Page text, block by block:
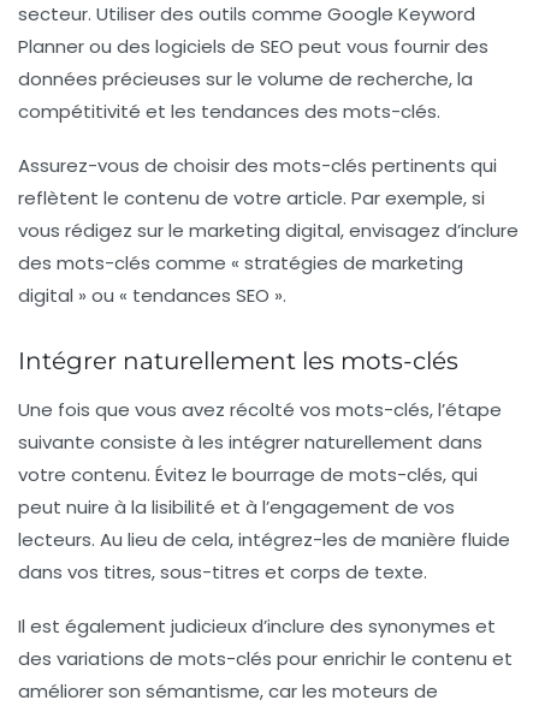
secteur. Utiliser des outils comme Google Keyword
Planner ou des logiciels de SEO peut vous fournir des
données précieuses sur le volume de recherche, la
compétitivité et les tendances des mots-clés.
Assurez-vous de choisir des mots-clés pertinents qui
reflètent le contenu de votre article. Par exemple, si
vous rédigez sur le marketing digital, envisagez d’inclure
des mots-clés comme « stratégies de marketing
digital » ou « tendances SEO ».
Intégrer naturellement les mots-clés
Une fois que vous avez récolté vos mots-clés, l’étape
suivante consiste à les intégrer naturellement dans
votre contenu. Évitez le bourrage de mots-clés, qui
peut nuire à la lisibilité et à l’engagement de vos
lecteurs. Au lieu de cela, intégrez-les de manière fluide
dans vos titres, sous-titres et corps de texte.
Il est également judicieux d’inclure des synonymes et
des variations de mots-clés pour enrichir le contenu et
améliorer son sémantisme, car les moteurs de